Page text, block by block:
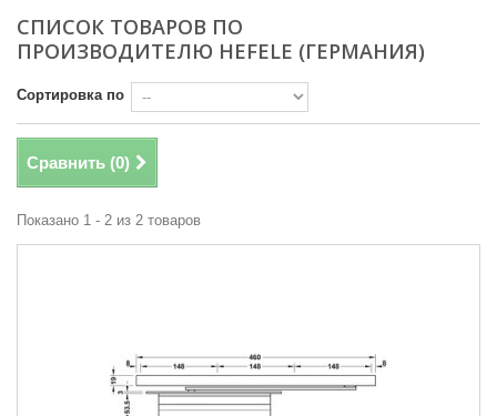
СПИСОК ТОВАРОВ ПО
ПРОИЗВОДИТЕЛЮ HEFELE (ГЕРМАНИЯ)
Сортировка по
Сравнить (0)
Показано 1 - 2 из 2 товаров